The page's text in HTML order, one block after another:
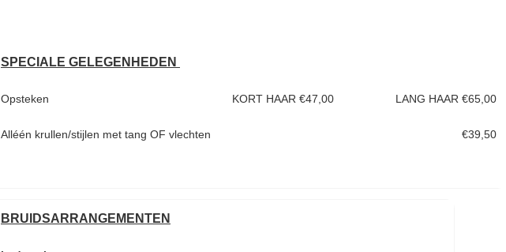
SPECIALE GELEGENHEDEN
Opsteken KORT HAAR €47,00 LANG HAAR €65,00
Alléén krullen/stijlen met tang OF vlechten €39,50
BRUIDSARRANGEMENTEN